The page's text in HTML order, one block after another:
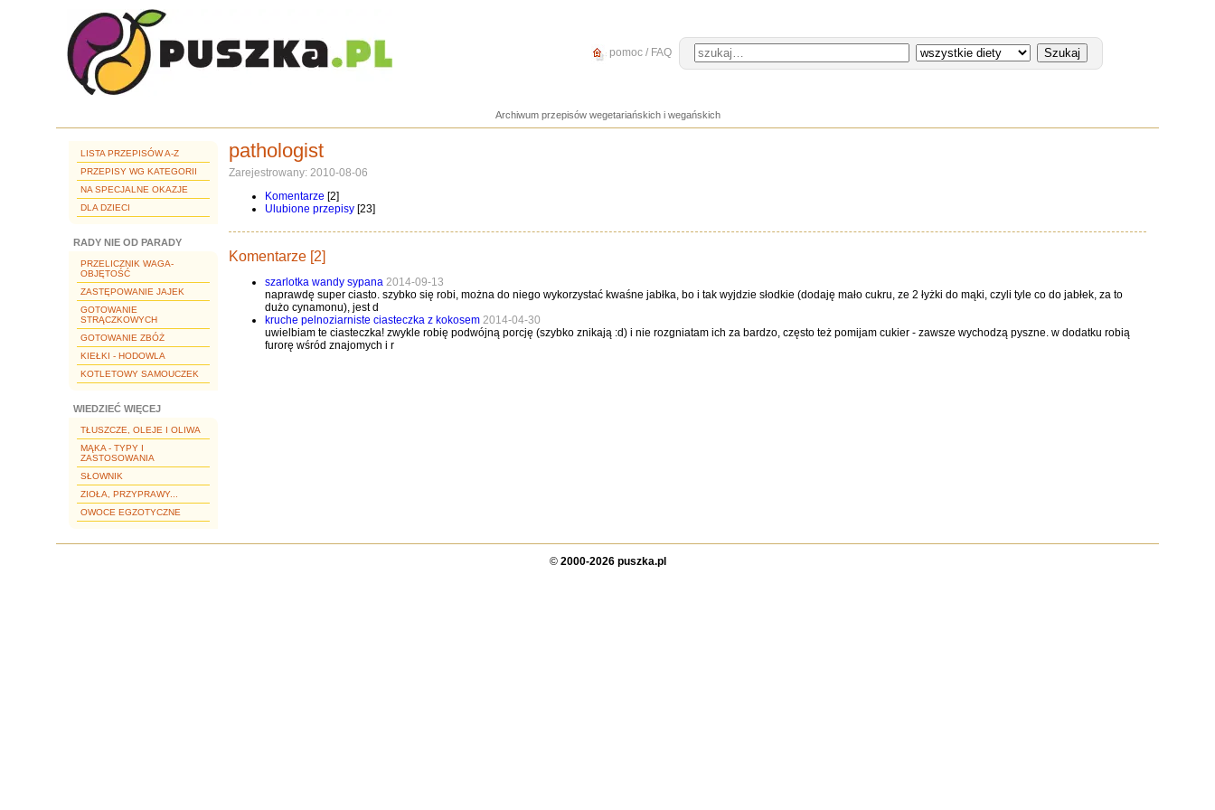
pomoc / FAQ
Archiwum przepisów wegetariańskich i wegańskich
LISTA PRZEPISÓW A-Z
PRZEPISY WG KATEGORII
NA SPECJALNE OKAZJE
DLA DZIECI
RADY NIE OD PARADY
PRZELICZNIK WAGA-
OBJĘTOŚĆ
ZASTĘPOWANIE JAJEK
GOTOWANIE
STRĄCZKOWYCH
GOTOWANIE ZBÓŻ
KIEŁKI - HODOWLA
KOTLETOWY SAMOUCZEK
WIEDZIEĆ WIĘCEJ
TŁUSZCZE, OLEJE I OLIWA
MĄKA - TYPY I
ZASTOSOWANIA
SŁOWNIK
ZIOŁA, PRZYPRAWY...
OWOCE EGZOTYCZNE
pathologist
Zarejestrowany: 2010-08-06
Komentarze [2]
Ulubione przepisy [23]
Komentarze [2]
szarlotka wandy sypana 2014-09-13
naprawdę super ciasto. szybko się robi, można do niego wykorzystać kwaśne jabłka, bo i tak wyjdzie słodkie (dodaję mało cukru, ze 2 łyżki do mąki, czyli tyle co do jabłek, za to
dużo cynamonu), jest d
kruche pelnoziarniste ciasteczka z kokosem 2014-04-30
uwielbiam te ciasteczka! zwykle robię podwójną porcję (szybko znikają :d) i nie rozgniatam ich za bardzo, często też pomijam cukier - zawsze wychodzą pyszne. w dodatku robią
furorę wśród znajomych i r
© 2000-2026 puszka.pl